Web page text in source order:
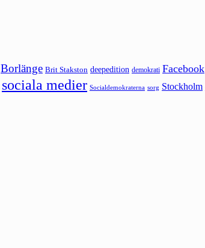
Borlänge Brit Stakston deepedition demokrati Facebook
sociala medier Socialdemokraterna sorg Stockholm